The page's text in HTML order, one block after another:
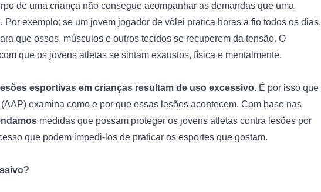
de uma criança não consegue acompanhar as demandas que uma
exemplo: se um jovem jogador de vôlei pratica horas a fio todos os dias,
que ossos, músculos e outros tecidos se recuperem da tensão. O
que os jovens atletas se sintam exaustos, física e mentalmente.
esportivas em crianças resultam de uso excessivo.
examina como e por que essas lesões acontecem. Com base nas
medidas que possam proteger os jovens atletas contra lesões por
que podem impedi-los de praticar os esportes que gostam.